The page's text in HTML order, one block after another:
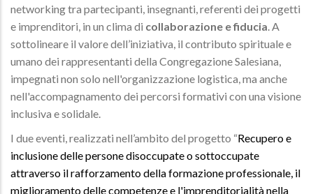
networking tra partecipanti, insegnanti, referenti dei progetti
e imprenditori, in un clima di collaborazione e fiducia . A
sottolineare il valore dell’iniziativa, il contributo spirituale e
umano dei rappresentanti della Congregazione Salesiana,
impegnati non solo nell'organizzazione logistica, ma anche
nell'accompagnamento dei percorsi formativi con una visione
inclusiva e solidale.
I due eventi, realizzati nell’ambito del progetto “Recupero e
inclusione delle persone disoccupate o sottoccupate
attraverso il rafforzamento della formazione professionale, il
miglioramento delle competenze e l'imprenditorialità nella